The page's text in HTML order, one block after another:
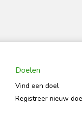
Doelen
Vind een doel
Registreer nieuw